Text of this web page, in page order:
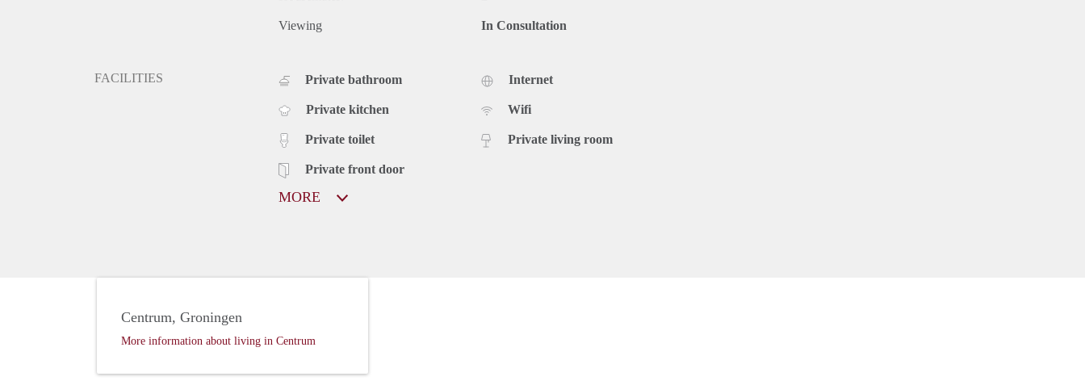
Viewing In Consultation
FACILITIES Private bathroom
Private kitchen
Private toilet
Private front door
Internet
Wifi
Private living room
MORE
Centrum, Groningen
More information about living in Centrum